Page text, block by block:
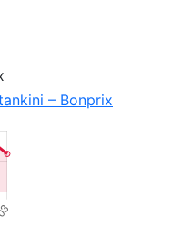
– Bonprix